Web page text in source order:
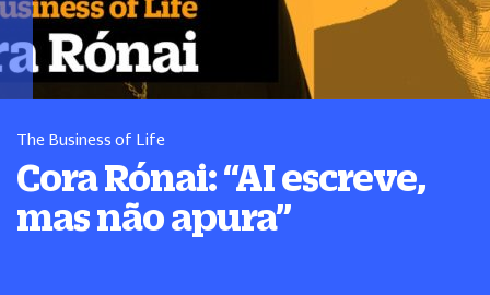
The Business of Life
Cora Rónai:“AI escreve,
mas não apura”